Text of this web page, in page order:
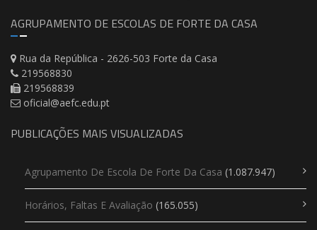
AGRUPAMENTO DE ESCOLAS DE FORTE DA CASA
Rua da República - 2626-503 Forte da Casa
219568830
219568839
oficial@aefc.edu.pt
PUBLICAÇÕES MAIS VISUALIZADAS
Agrupamento De Escola De Forte Da Casa (1.087.947)
Horários, Faltas E Avaliação (165.055)